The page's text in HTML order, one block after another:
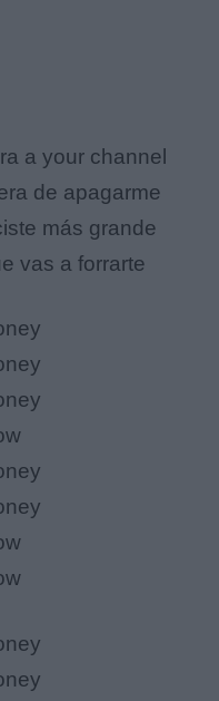
a your channel
de apagarme
más grande
vas a forrarte